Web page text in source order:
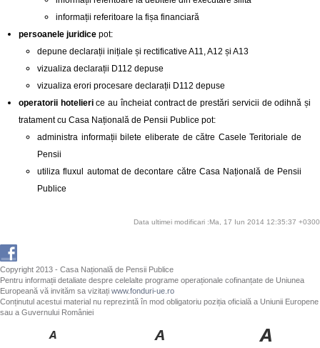
informații referitoare la fișa financiară
persoanele juridice pot:
depune declarații inițiale și rectificative A11, A12 și A13
vizualiza declarații D112 depuse
vizualiza erori procesare declarații D112 depuse
operatorii hotelierice au încheiat contract de prestări servicii de odihnă și
tratament cu Casa Națională de Pensii Publice pot:
administra informații bilete eliberate de către Casele Teritoriale de
Pensii
utiliza fluxul automat de decontare către Casa Națională de Pensii
Publice
Data ultimei modificari :Ma, 17 Iun 2014 12:35:37 +0300
Copyright 2013 - Casa Națională de Pensii Publice
Pentru informații detaliate despre celelalte programe operaționale cofinanțate de Uniunea
Europeană vă invităm sa vizitați www.fonduri-ue.ro
Conținutul acestui material nu reprezintă în mod obligatoriu poziția oficială a Uniunii Europene
sau a Guvernului României